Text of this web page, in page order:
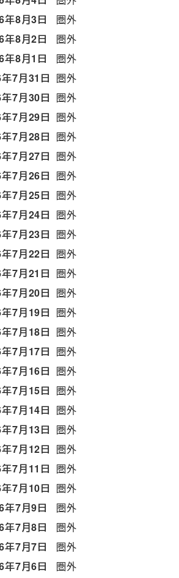
年8月3日
圏外
年8月2日
圏外
年8月1日
圏外
7月31日 圏外
7月30日 圏外
7月29日 圏外
7月28日 圏外
7月27日 圏外
7月26日 圏外
7月25日 圏外
7月24日 圏外
7月23日 圏外
7月22日 圏外
7月21日 圏外
7月20日 圏外
7月19日 圏外
7月18日 圏外
7月17日 圏外
7月16日 圏外
7月15日 圏外
7月14日 圏外
7月13日 圏外
7月12日 圏外
7月11日 圏外
7月10日 圏外
年7月9日
圏外
年7月8日
圏外
年7月7日
圏外
年7月6日
圏外